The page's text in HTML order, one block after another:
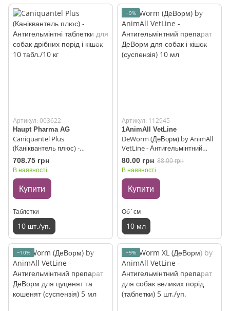
Артикул: 003622
Haupt Pharma AG
Caniquantel Plus
(Каніквантель плюс) -
Антигельмінтні таблетки для
собак дрібних порід і кішок 10
708.75 грн
В наявності
Купити
Таблетки
10 шт./уп.
−9%
Артикул: 112945
1AnimAll VetLine
DeWorm (ДеВорм) by AnimAll
VetLine - Антигельмінтний
препарат ДеВорм для собак і
кішок (суспензія) 10 мл
80.00 грн 88.00 грн
В наявності
Купити
Об`єм
10 мл
−10% −9%